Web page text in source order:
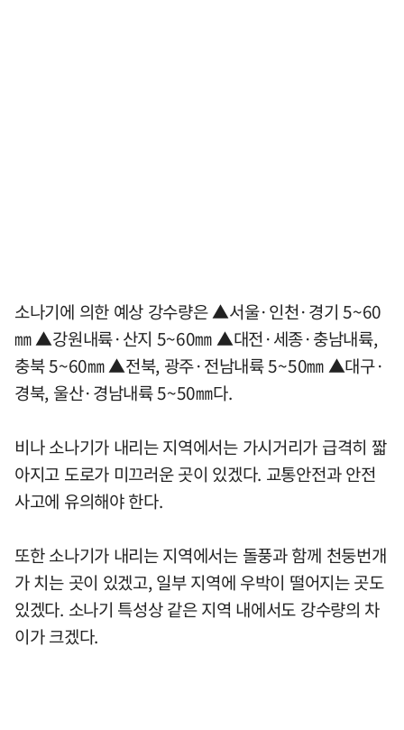
소나기에 의한 예상 강수량은 ▲서울·인천·경기 5~60
㎜ ▲강원내륙·산지 5~60㎜ ▲대전·세종·충남내륙,
충북 5~60㎜ ▲전북, 광주·전남내륙 5~50㎜ ▲대구·
경북, 울산·경남내륙 5~50㎜다.
비나 소나기가 내리는 지역에서는 가시거리가 급격히 짧
아지고 도로가 미끄러운 곳이 있겠다. 교통안전과 안전
사고에 유의해야 한다.
또한 소나기가 내리는 지역에서는 돌풍과 함께 천둥번개
가 치는 곳이 있겠고, 일부 지역에 우박이 떨어지는 곳도
있겠다. 소나기 특성상 같은 지역 내에서도 강수량의 차
이가 크겠다.